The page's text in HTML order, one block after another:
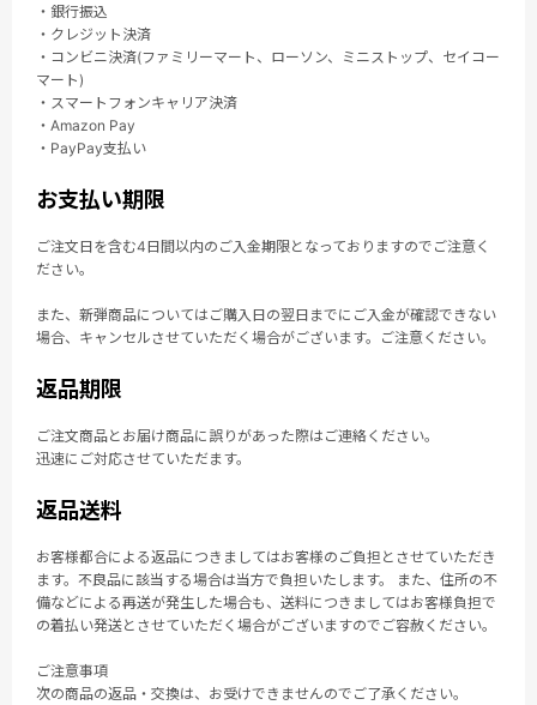
・銀行振込
・クレジット決済
・コンビニ決済(ファミリーマート、ローソン、ミニストップ、セイコー
マート)
・スマートフォンキャリア決済
・Amazon Pay
・PayPay支払い
お支払い期限
ご注文日を含む4日間以内のご入金期限となっておりますのでご注意く
ださい。
また、新弾商品についてはご購入日の翌日までにご入金が確認できない
場合、キャンセルさせていただく場合がございます。ご注意ください。
返品期限
ご注文商品とお届け商品に誤りがあった際はご連絡ください。
迅速にご対応させていただます。
返品送料
お客様都合による返品につきましてはお客様のご負担とさせていただき
ます。不良品に該当する場合は当方で負担いたします。 また、住所の不
備などによる再送が発生した場合も、送料につきましてはお客様負担で
の着払い発送とさせていただく場合がございますのでご容赦ください。
ご注意事項
次の商品の返品・交換は、お受けできませんのでご了承ください。